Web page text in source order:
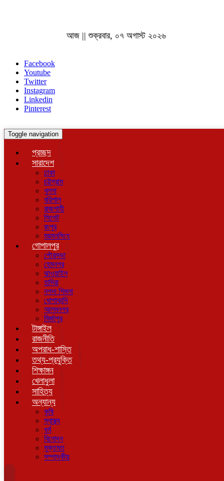
আজ || শুক্রবার, ০৭ অগাস্ট ২০২৬
Facebook
Youtube
Twitter
Instagram
Linkedin
Pinterest
Toggle navigation
প্রচ্ছদ
সারাদেশ
ঢাকা
চট্টগ্রাম
খুলনা
বরিশাল
রাজশাহী
সিলেট
রংপুর
ময়মনসিংহ
গোপালপুর
পৌরসভা
হেমনগর
ঝাওয়াইল
হাদিরা
নগদা শিমলা
ধোপাকান্দি
আলমনগর
মির্জাপুর
টাঙ্গাইল
রাজনীতি
অপরাধ-শাস্তি
তথ্য-প্রযুক্তি
শিক্ষাঙ্গন
খেলাধুলা
সাহিত্য
অন্যান্য
কৃষি
স্বাস্থ্য
ধর্ম
বিনোদন
মুক্তমত
সম্পাদকীয়